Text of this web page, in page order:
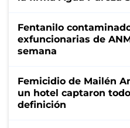
Fentanilo
exfuncionarias de
semana
Femicidio de Mailén
un hotel captaron
definición